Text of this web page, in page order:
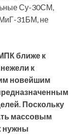
Су-30СМ,
31БМ, не
ближе к
к
новейшим
Поскольку
массовым
нужны